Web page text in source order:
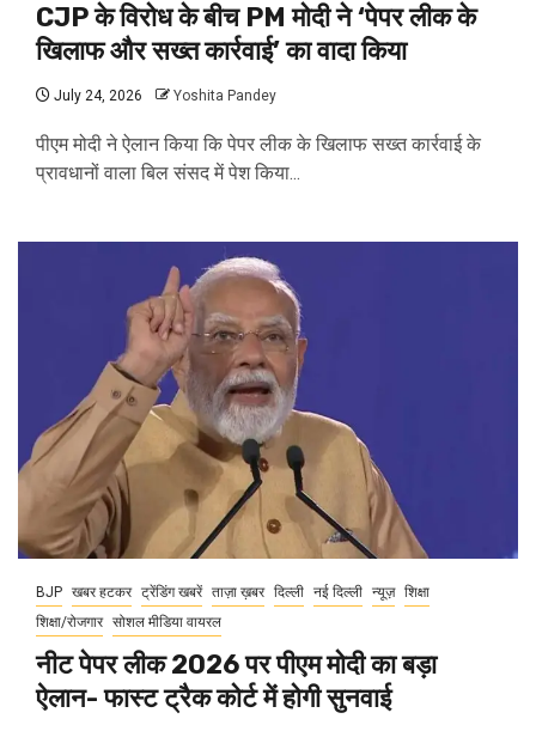
CJP के विरोध के बीच PM मोदी ने ‘पेपर लीक के
खिलाफ और सख्त कार्रवाई’ का वादा किया
July 24, 2026 Yoshita Pandey
पीएम मोदी ने ऐलान किया कि पेपर लीक के खिलाफ सख्त कार्रवाई के
प्रावधानों वाला बिल संसद में पेश किया...
BJP खबर हटकर ट्रेंडिंग खबरें ताज़ा ख़बर दिल्ली नई दिल्ली न्यूज़ शिक्षा
शिक्षा/रोजगार सोशल मीडिया वायरल
नीट पेपर लीक 2026 पर पीएम मोदी का बड़ा
ऐलान- फास्ट ट्रैक कोर्ट में होगी सुनवाई